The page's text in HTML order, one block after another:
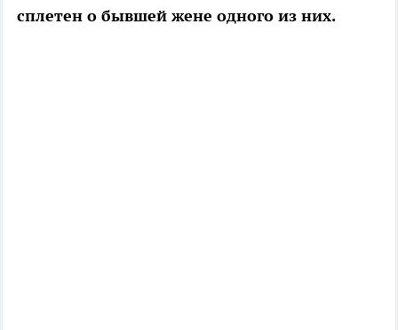
сплетен о бывшей жене одного из них.